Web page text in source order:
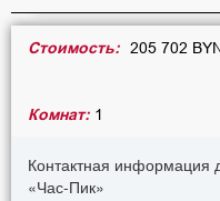
Стоимость: 205 702
Комнат: 1
Контактная информация
«Час-Пик»